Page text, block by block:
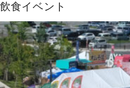
飲食イベント